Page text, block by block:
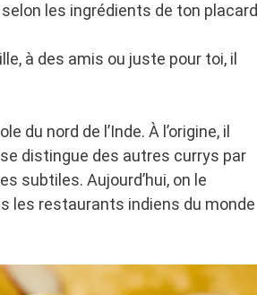
selon les ingrédients de ton placard
à des amis ou juste pour toi, il
du nord de l’Inde. À l’origine, il
distingue des autres currys par
subtiles. Aujourd’hui, on le
les restaurants indiens du monde